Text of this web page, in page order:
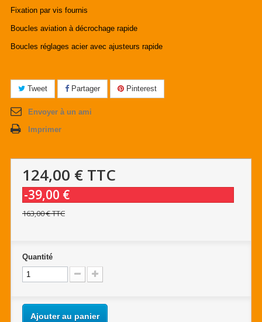
Fixation par vis fournis
Boucles aviation à décrochage rapide
Boucles réglages acier avec ajusteurs rapide
Tweet Partager Pinterest
Envoyer à un ami
Imprimer
124,00 € TTC
-39,00 €
163,00 €TTC
Quantité
Ajouter au panier